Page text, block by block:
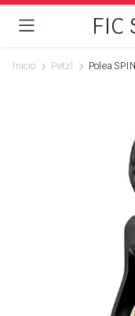
Inicio Petzl Polea